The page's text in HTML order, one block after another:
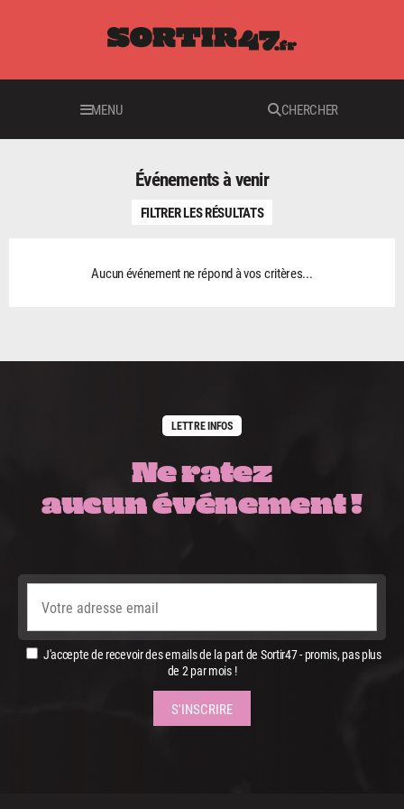
MENU CHERCHER
Événements à venir
Aucun événement ne répond à vos critères...
FILTRER LES RÉSULTATS
LETTRE INFOS
Ne ratez
aucun événement !
J'accepte de recevoir des emails de la part de Sortir47 - promis, pas plus
de 2 par mois !